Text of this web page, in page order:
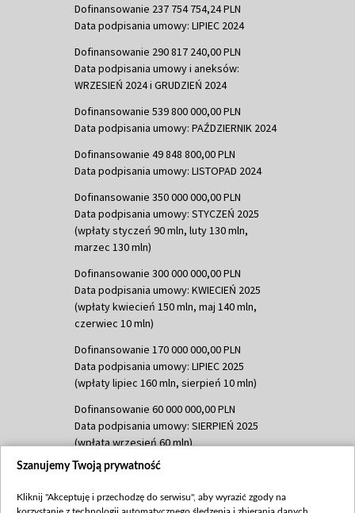
Dofinansowanie 237 754 754,24 PLN
Data podpisania umowy: LIPIEC 2024
Dofinansowanie 290 817 240,00 PLN
Data podpisania umowy i aneksów:
WRZESIEŃ 2024 i GRUDZIEŃ 2024
Dofinansowanie 539 800 000,00 PLN
Data podpisania umowy: PAŹDZIERNIK 2024
Dofinansowanie 49 848 800,00 PLN
Data podpisania umowy: LISTOPAD 2024
Dofinansowanie 350 000 000,00 PLN
Data podpisania umowy: STYCZEŃ 2025
(wpłaty styczeń 90 mln, luty 130 mln,
marzec 130 mln)
Dofinansowanie 300 000 000,00 PLN
Data podpisania umowy: KWIECIEŃ 2025
(wpłaty kwiecień 150 mln, maj 140 mln,
czerwiec 10 mln)
Dofinansowanie 170 000 000,00 PLN
Data podpisania umowy: LIPIEC 2025
(wpłaty lipiec 160 mln, sierpień 10 mln)
Dofinansowanie 60 000 000,00 PLN
Data podpisania umowy: SIERPIEŃ 2025
(wpłata wrzesień 60 mln)
Dofinansowanie 635 783 051,21 PLN
(wpłata wrzesień 100 mln, październik 350
Szanujemy Twoją prywatność
Kliknij "Akceptuję i przechodzę do serwisu", aby wyrazić zgody na